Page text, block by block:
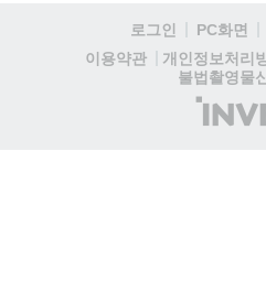
로그인 PC화면
이용약관
개인정보처리
불법촬영물
(
인